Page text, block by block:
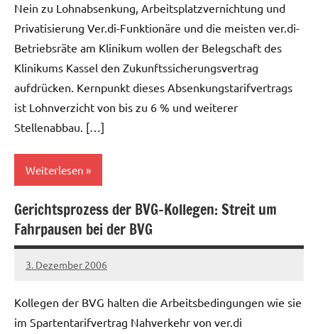
Nein zu Lohnabsenkung, Arbeitsplatzvernichtung und
Privatisierung Ver.di-Funktionäre und die meisten ver.di-
Betriebsräte am Klinikum wollen der Belegschaft des
Klinikums Kassel den Zukunftssicherungsvertrag
aufdrücken. Kernpunkt dieses Absenkungstarifvertrags
ist Lohnverzicht von bis zu 6 % und weiterer
Stellenabbau. […]
Weiterlesen
Allgemein
Gerichtsprozess der BVG-Kollegen: Streit um
Fahrpausen bei der BVG
3. Dezember 2006
Ilja
Kollegen der BVG halten die Arbeitsbedingungen wie sie
im Spartentarifvertrag Nahverkehr von ver.di